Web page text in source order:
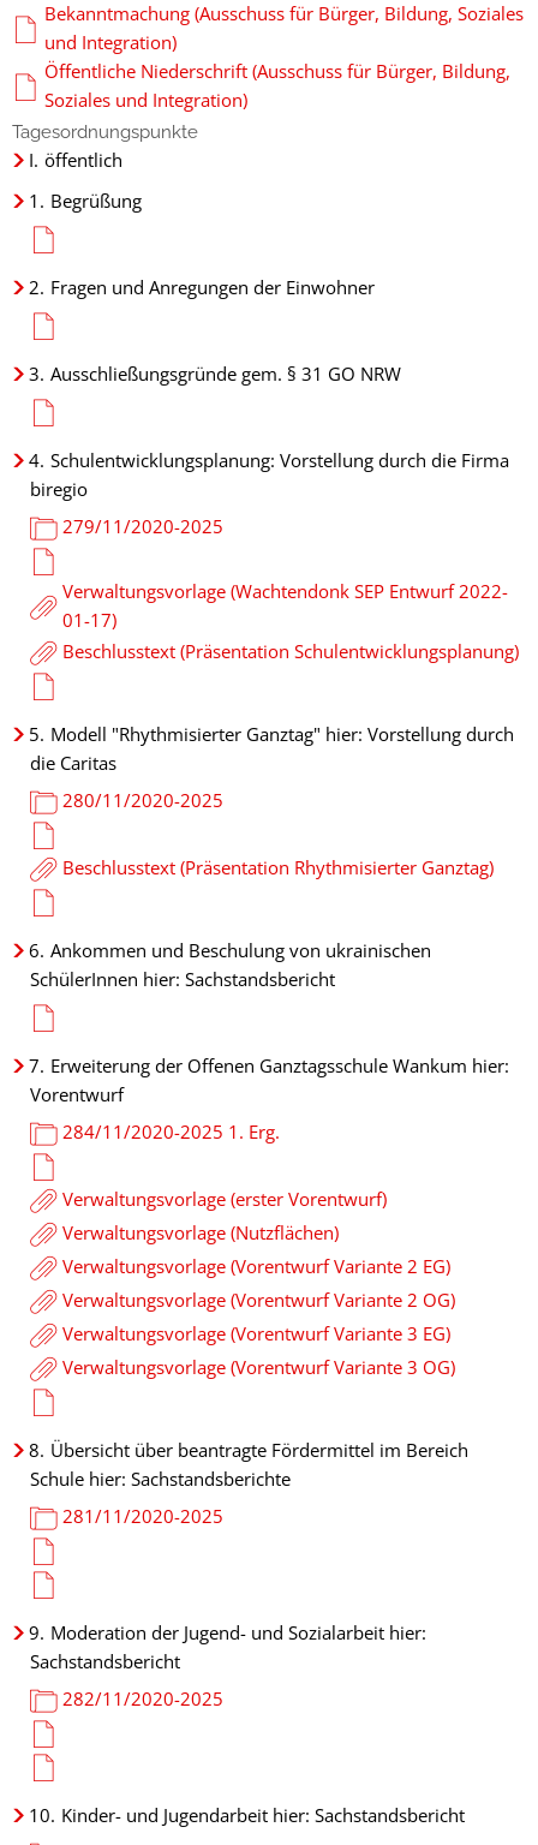
Bekanntmachung (Ausschuss für Bürger, Bildung, Soziales
und Integration)
Öffentliche Niederschrift (Ausschuss für Bürger, Bildung,
Soziales und Integration)
Tagesordnungspunkte
I. öffentlich
1. Begrüßung
2. Fragen und Anregungen der Einwohner
3. Ausschließungsgründe gem. § 31 GO NRW
4. Schulentwicklungsplanung: Vorstellung durch die Firma
biregio
279/11/2020-2025
Verwaltungsvorlage (Wachtendonk SEP Entwurf 2022-
01-17)
Beschlusstext (Präsentation Schulentwicklungsplanung)
5. Modell "Rhythmisierter Ganztag" hier: Vorstellung durch
die Caritas
280/11/2020-2025
Beschlusstext (Präsentation Rhythmisierter Ganztag)
6. Ankommen und Beschulung von ukrainischen
SchülerInnen hier: Sachstandsbericht
7. Erweiterung der Offenen Ganztagsschule Wankum hier:
Vorentwurf
284/11/2020-2025 1. Erg.
Verwaltungsvorlage (erster Vorentwurf)
Verwaltungsvorlage (Nutzflächen)
Verwaltungsvorlage (Vorentwurf Variante 2 EG)
Verwaltungsvorlage (Vorentwurf Variante 2 OG)
Verwaltungsvorlage (Vorentwurf Variante 3 EG)
Verwaltungsvorlage (Vorentwurf Variante 3 OG)
8. Übersicht über beantragte Fördermittel im Bereich
Schule hier: Sachstandsberichte
281/11/2020-2025
9. Moderation der Jugend- und Sozialarbeit hier:
Sachstandsbericht
282/11/2020-2025
10. Kinder- und Jugendarbeit hier: Sachstandsbericht